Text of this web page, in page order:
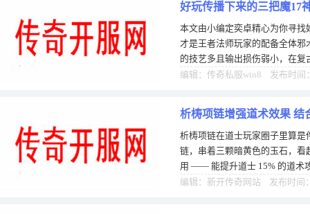
好玩传播下来的三把魔17
本文由小编定奕卓精心为你寻
才是王者法师玩家的配备全体
的技艺多且输出损伤弱小，在
那都是大佬级别了。法师玩家全
编辑：传奇私服win8 发布时间
析梼项链增强道术效果 结
析梼项链在道士玩家圈子里算是
链，串着三颗暗黄色的玉石，
用 —— 能提升道士 15% 的道术
过这项链用起来有讲究，对于目
编辑：新开传奇网站 发布时间